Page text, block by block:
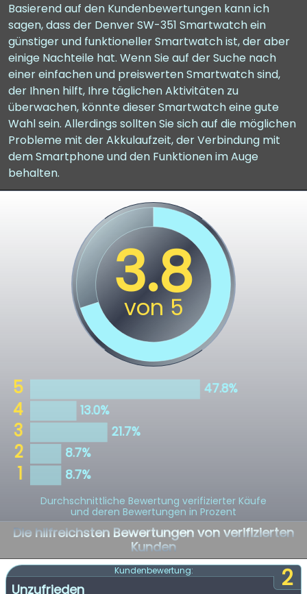
Basierend auf den Kundenbewertungen kann ich
sagen, dass der Denver SW-351 Smartwatch ein
günstiger und funktioneller Smartwatch ist, der aber
einige Nachteile hat. Wenn Sie auf der Suche nach
einer einfachen und preiswerten Smartwatch sind,
der Ihnen hilft, Ihre täglichen Aktivitäten zu
überwachen, könnte dieser Smartwatch eine gute
Wahl sein. Allerdings sollten Sie sich auf die möglichen
Probleme mit der Akkulaufzeit, der Verbindung mit
dem Smartphone und den Funktionen im Auge
behalten.
Durchschnittliche Bewertung verifizierter Käufe
und deren Bewertungen in Prozent
Die hilfreichsten Bewertungen von verifizierten
Kunden
2
Kundenbewertung:
Unzufrieden